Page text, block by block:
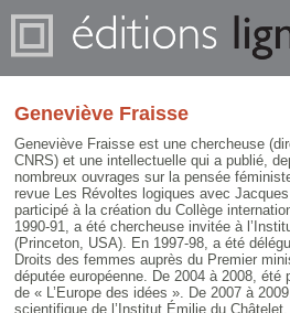
Geneviève Fraisse
Geneviève Fraisse est une chercheuse
CNRS) et une intellectuelle qui a publié,
nombreux ouvrages sur la pensée
revue Les Révoltes logiques avec
participé à la création du Collège
1990-91, a été chercheuse invitée à
(Princeton, USA). En 1997-98, a été
Droits des femmes auprès du Premier
députée européenne. De 2004 à 2008, été
de « L’Europe des idées ». De 2007 à
scientifique de l’Institut Émilie du